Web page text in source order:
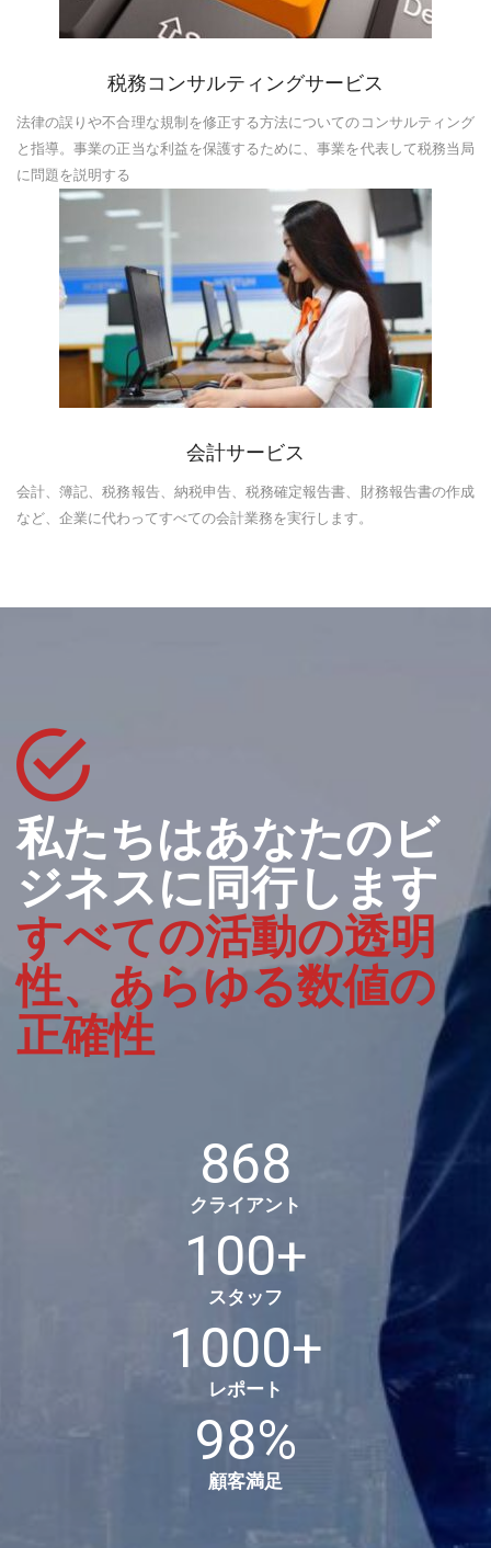
税務コンサルティングサービス
法律の誤りや不合理な規制を修正する方法についてのコンサルティング
と指導。事業の正当な利益を保護するために、事業を代表して税務当局
に問題を説明する
会計サービス
会計、簿記、税務報告、納税申告、税務確定報告書、財務報告書の作成
など、企業に代わってすべての会計業務を実行します。
私たちはあなたのビ
ジネスに同行します
すべての活動の透明
性、あらゆる数値の
正確性
868
クライアント
100+
スタッフ
1000+
レポート
98%
顧客満足